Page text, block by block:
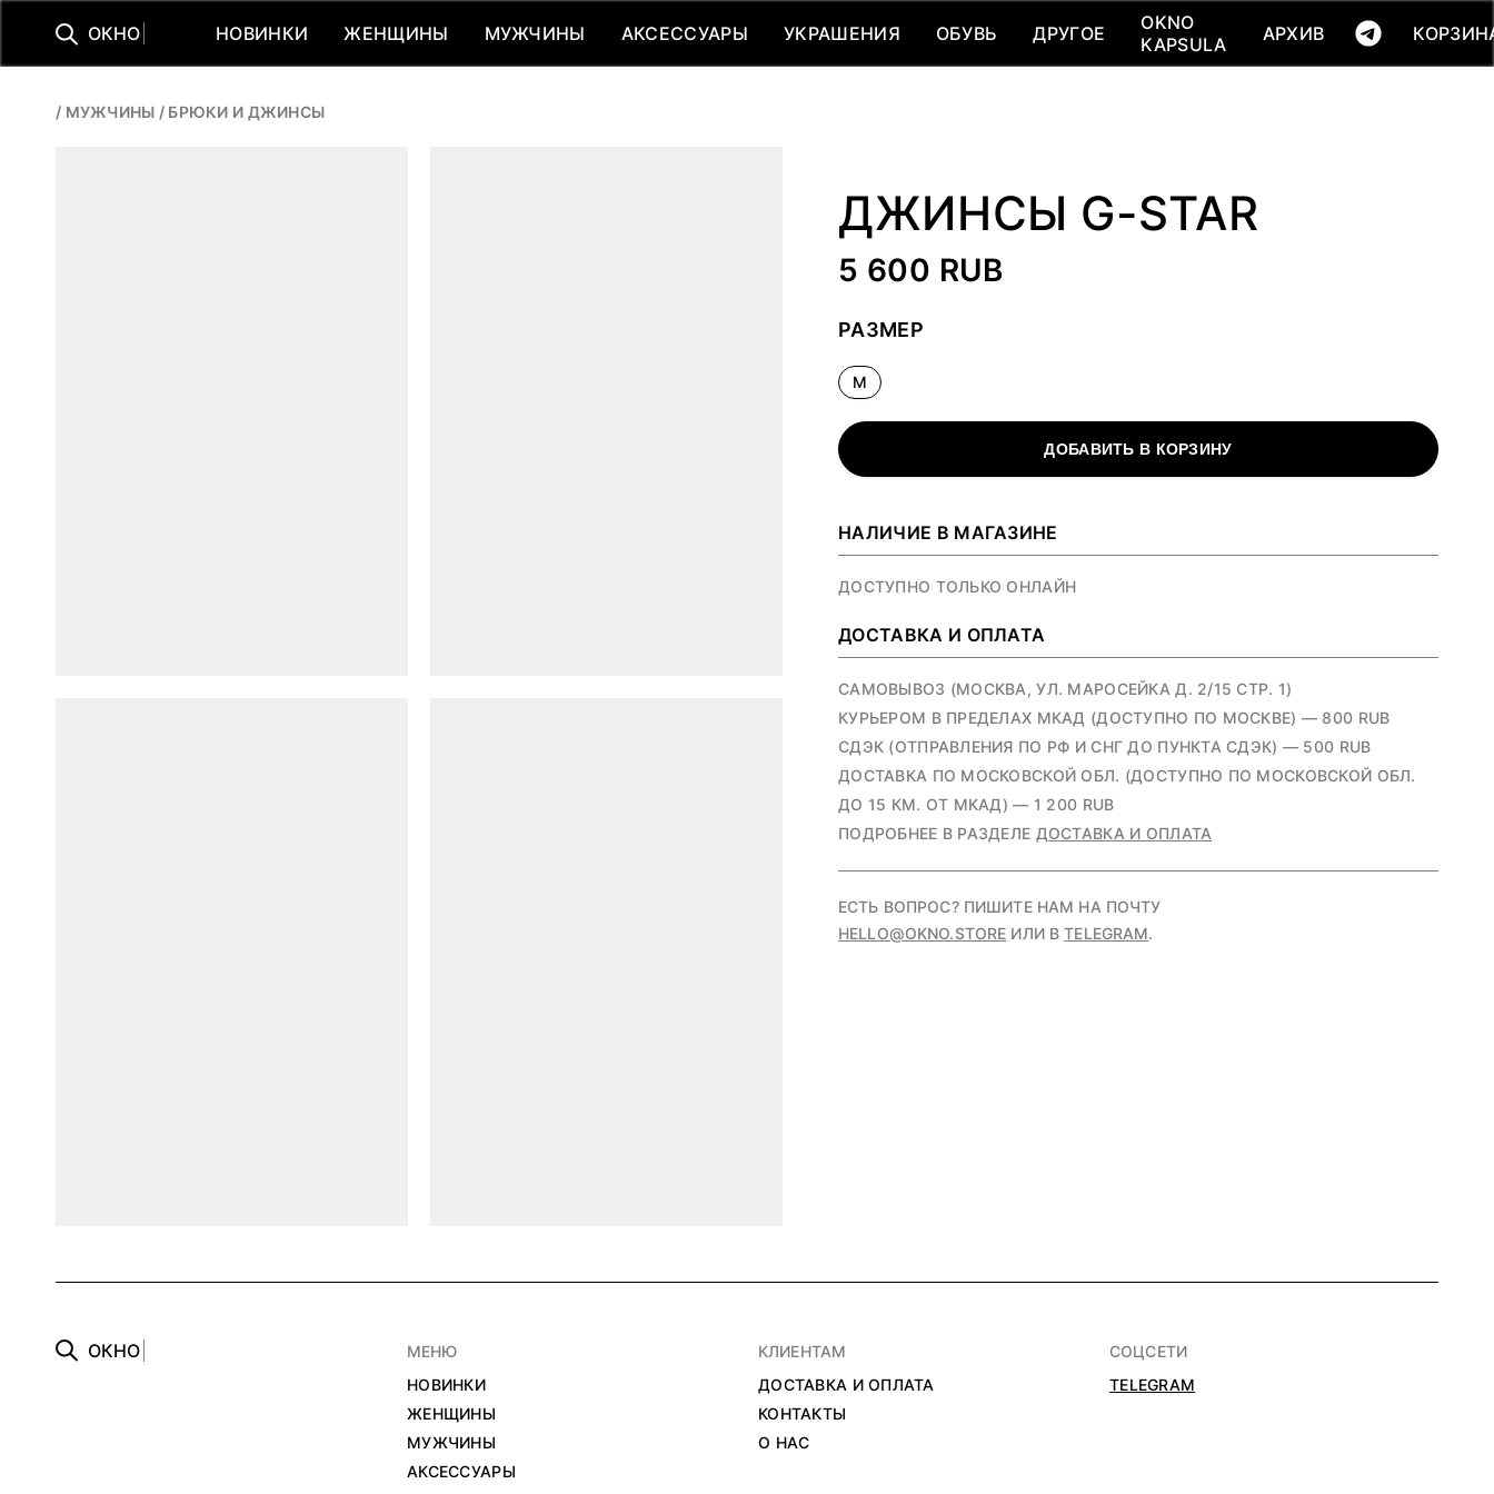
ОКНО НОВИНКИ
НОВИНКИ ЖЕНЩИНЫ
ЖЕНЩИНЫ МУЖЧИНЫ
МУЖЧИНЫ АКСЕССУАРЫ
АКСЕССУАРЫ УКРАШЕНИЯ
УКРАШЕНИЯ ОБУВЬ
ОБУВЬ ДРУГОЕ
ДРУГОЕ
OKNO
KAPSULA
OKNO
KAPSULA
АРХИВ
АРХИВ
КОРЗИНА(
/ МУЖЧИНЫ / БРЮКИ И ДЖИНСЫ
ДЖИНСЫ G-STAR
5 600 RUB
РАЗМЕР
M
ДОБАВИТЬ В КОРЗИНУ
НАЛИЧИЕ В МАГАЗИНЕ
ДОСТУПНО ТОЛЬКО ОНЛАЙН
ДОСТАВКА И ОПЛАТА
САМОВЫВОЗ (МОСКВА, УЛ. МАРОСЕЙКА Д. 2/15 СТР. 1)
КУРЬЕРОМ В ПРЕДЕЛАХ МКАД (ДОСТУПНО ПО МОСКВЕ) — 800 RUB
СДЭК (ОТПРАВЛЕНИЯ ПО РФ И СНГ ДО ПУНКТА СДЭК) — 500 RUB
ДОСТАВКА ПО МОСКОВСКОЙ ОБЛ. (ДОСТУПНО ПО МОСКОВСКОЙ ОБЛ.
ДО 15 КМ. ОТ МКАД) — 1 200 RUB
ПОДРОБНЕЕ В РАЗДЕЛЕ ДОСТАВКА И ОПЛАТА
ЕСТЬ ВОПРОС? ПИШИТЕ НАМ НА ПОЧТУ
HELLO@OKNO.STORE ИЛИ ВTELEGRAM.
ОКНО
МЕНЮ
НОВИНКИ
ЖЕНЩИНЫ
МУЖЧИНЫ
АКСЕССУАРЫ
КЛИЕНТАМ
ДОСТАВКА И ОПЛАТА
КОНТАКТЫ
О НАС
СОЦСЕТИ
TELEGRAM